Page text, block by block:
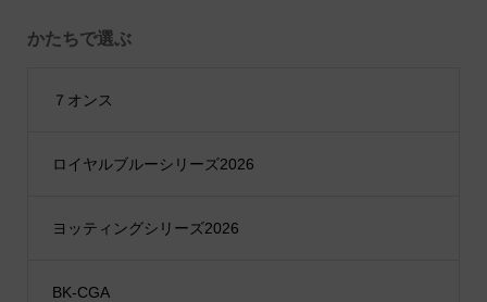
かたちで選ぶ
７オンス
ロイヤルブルーシリーズ2026
ヨッティングシリーズ2026
BK-CGA